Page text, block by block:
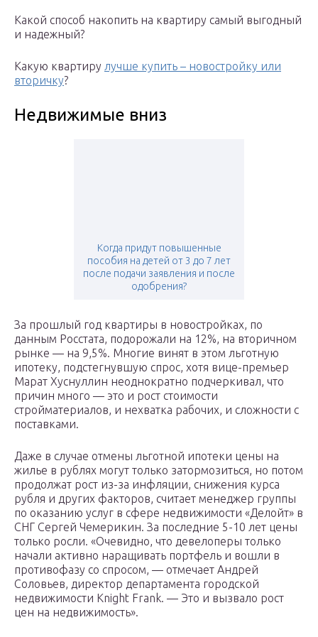
Какой способ накопить на квартиру самый выгодный
и надежный?
Какую квартиру лучше купить – новостройку или
вторичку?
Недвижимые вниз
Когда придут повышенные
пособия на детей от 3 до 7 лет
после подачи заявления и после
одобрения?
За прошлый год квартиры в новостройках, по
данным Росстата, подорожали на 12%, на вторичном
рынке — на 9,5%. Многие винят в этом льготную
ипотеку, подстегнувшую спрос, хотя вице-премьер
Марат Хуснуллин неоднократно подчеркивал, что
причин много — это и рост стоимости
стройматериалов, и нехватка рабочих, и сложности с
поставками.
Даже в случае отмены льготной ипотеки цены на
жилье в рублях могут только затормозиться, но потом
продолжат рост из-за инфляции, снижения курса
рубля и других факторов, считает менеджер группы
по оказанию услуг в сфере недвижимости «Делойт» в
СНГ Сергей Чемерикин. За последние 5-10 лет цены
только росли. «Очевидно, что девелоперы только
начали активно наращивать портфель и вошли в
противофазу со спросом, — отмечает Андрей
Соловьев, директор департамента городской
недвижимости Knight Frank. — Это и вызвало рост
цен на недвижимость».